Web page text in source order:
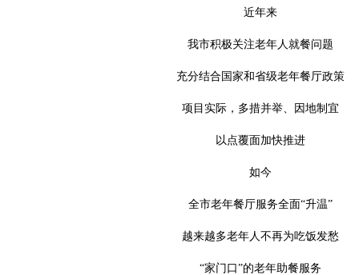
近年来
我市积极关注老年人就餐问题
充分结合国家和省级老年餐厅政策
项目实际，多措并举、因地制宜
以点覆面加快推进
如今
全市老年餐厅服务全面“升温”
越来越多老年人不再为吃饭发愁
“家门口”的老年助餐服务